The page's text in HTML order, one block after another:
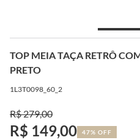
TOP MEIA TAÇA RETRÔ
PRETO
1L3T0098_60_2
R$ 279,00
R$ 149,00 47% OFF